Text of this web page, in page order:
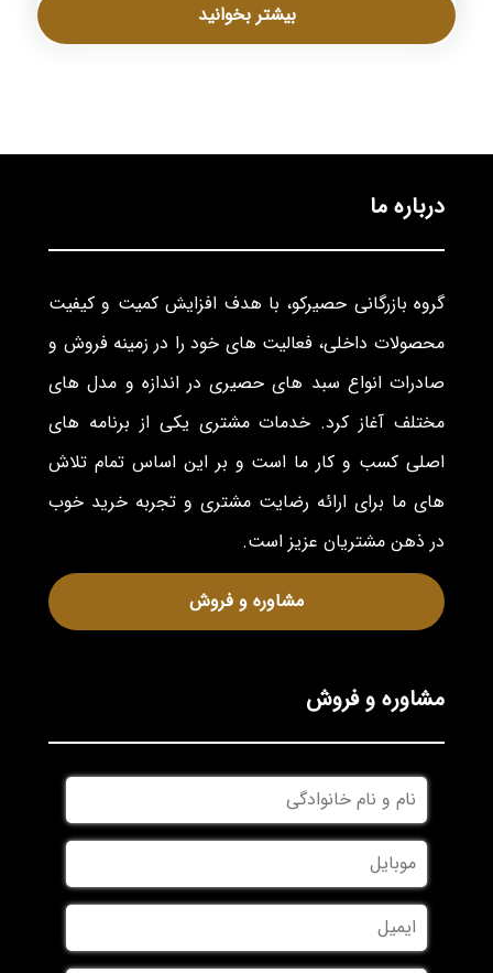
بیشتر بخوانید
درباره ما
گروه بازرگانی حصیرکو، با هدف افزایش کمیت و کیفیت
محصولات داخلی، فعالیت های خود را در زمینه فروش و
صادرات انواع سبد های حصیری در اندازه و مدل های
مختلف آغاز کرد. خدمات مشتری یکی از برنامه های
اصلی کسب و کار ما است و بر این اساس تمام تلاش
های ما برای ارائه رضایت مشتری و تجربه خرید خوب
در ذهن مشتریان عزیز است.
مشاوره و فروش
مشاوره و فروش
نام
و
نام
خانوادگی
موبایل
ایمیل